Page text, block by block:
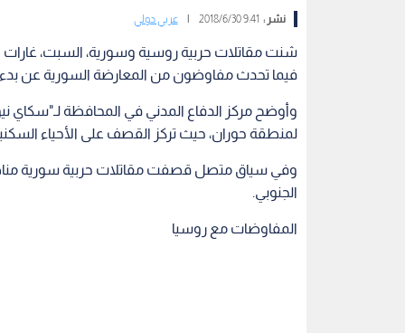
نشر : 9:41 2018/6/30 عربي دولي
شنت مقاتلات حربية روسية وسورية، السبت،
فيما تحدث مفاوضون من المعارضة السورية عن
وأوضح مركز الدفاع المدني في المحافظة لـ"سكاي
لمنطقة حوران، حيث تركز القصف على الأحياء
وفي سياق متصل قصفت مقاتلات حربية سورية
الجنوبي.
المفاوضات مع روسيا